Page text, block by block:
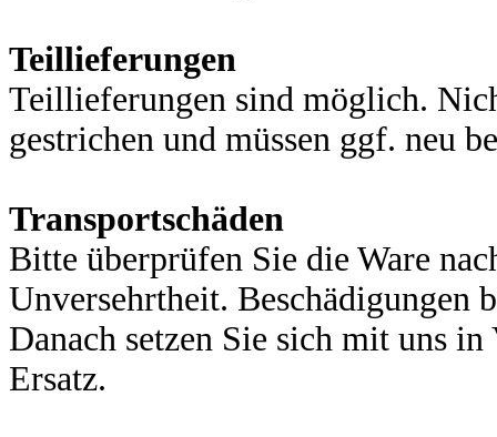
Teillieferungen
Teillieferungen sind möglich.
gestrichen und müssen ggf. neu
Transportschäden
Bitte überprüfen Sie die Ware
Unversehrtheit. Beschädigungen
Danach setzen Sie sich mit uns
Ersatz.